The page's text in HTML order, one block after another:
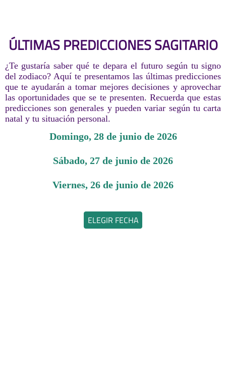
ÚLTIMAS PREDICCIONES SAGITARIO
¿Te gustaría saber qué te depara el futuro según tu signo
del zodiaco? Aquí te presentamos las últimas predicciones
que te ayudarán a tomar mejores decisiones y aprovechar
las oportunidades que se te presenten. Recuerda que estas
predicciones son generales y pueden variar según tu carta
natal y tu situación personal.
domingo, 28 de junio de 2026
sábado, 27 de junio de 2026
viernes, 26 de junio de 2026
ELEGIR FECHA